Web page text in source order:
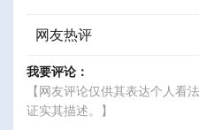
网友热评
我要评论：
【网友评论仅供其表达个人看
证实其描述。】